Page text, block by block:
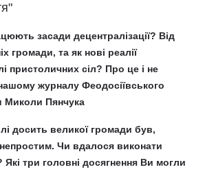
засади децентралізації? Від
громади, та як нові реалії
пристоличних сіл? Про це і не
журналу Феодосіївського
Миколи Пянчука
досить великої громади був,
Чи вдалося виконати
Які три головні досягнення Ви могли